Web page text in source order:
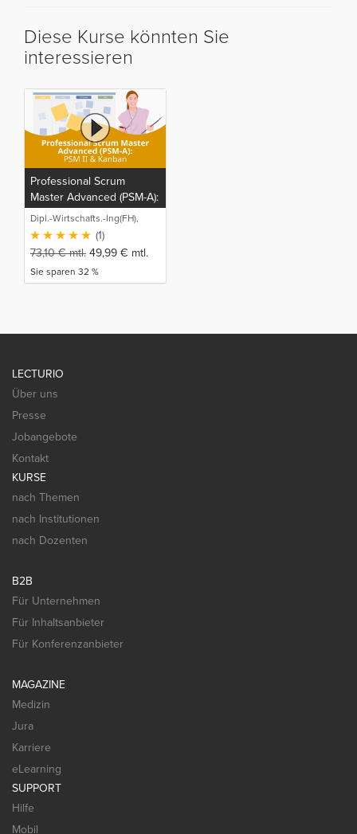
Diese Kurse könnten Sie
interessieren
Professional Scrum
Master Advanced (PSM-A):
PSM II & Kanban
Dipl.-Wirtschafts.-Ing(FH),
M.Sc. Sebastian Schneider
(1)
73,10€mtl. 49,99 € mtl.
Sie sparen 32 %
LECTURIO
Über uns
Presse
Jobangebote
Kontakt
KURSE
nach Themen
nach Institutionen
nach Dozenten
B2B
Für Unternehmen
Für Inhaltsanbieter
Für Konferenzanbieter
MAGAZINE
Medizin
Jura
Karriere
eLearning
SUPPORT
Hilfe
Mobil